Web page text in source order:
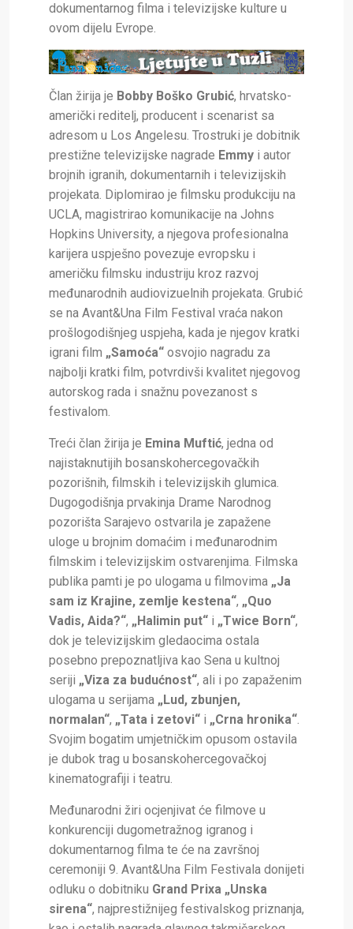
dokumentarnog filma i televizijske kulture u
ovom dijelu Evrope.
Član žirija je Bobby Boško Grubić, hrvatsko-
američki reditelj, producent i scenarist sa
adresom u Los Angelesu. Trostruki je dobitnik
prestižne televizijske nagrade Emmy i autor
brojnih igranih, dokumentarnih i televizijskih
projekata. Diplomirao je filmsku produkciju na
UCLA, magistrirao komunikacije na Johns
Hopkins University, a njegova profesionalna
karijera uspješno povezuje evropsku i
američku filmsku industriju kroz razvoj
međunarodnih audiovizuelnih projekata. Grubić
se na Avant&Una Film Festival vraća nakon
prošlogodišnjeg uspjeha, kada je njegov kratki
igrani film „Samoća“ osvojio nagradu za
najbolji kratki film, potvrdivši kvalitet njegovog
autorskog rada i snažnu povezanost s
festivalom.
Treći član žirija je Emina Muftić, jedna od
najistaknutijih bosanskohercegovačkih
pozorišnih, filmskih i televizijskih glumica.
Dugogodišnja prvakinja Drame Narodnog
pozorišta Sarajevo ostvarila je zapažene
uloge u brojnim domaćim i međunarodnim
filmskim i televizijskim ostvarenjima. Filmska
publika pamti je po ulogama u filmovima „Ja
sam iz Krajine, zemlje kestena“, „Quo
Vadis, Aida?“, „Halimin put“ i „Twice Born“,
dok je televizijskim gledaocima ostala
posebno prepoznatljiva kao Sena u kultnoj
seriji „Viza za budućnost“, ali i po zapaženim
ulogama u serijama „Lud, zbunjen,
normalan“, „Tata i zetovi“ i „Crna hronika“
Svojim bogatim umjetničkim opusom ostavila
je dubok trag u bosanskohercegovačkoj
kinematografiji i teatru.
Međunarodni žiri ocjenjivat će filmove u
konkurenciji dugometražnog igranog i
dokumentarnog filma te će na završnoj
ceremoniji 9. Avant&Una Film Festivala donijeti
odluku o dobitniku Grand Prixa „Unska
sirena“, najprestižnijeg festivalskog priznanja,